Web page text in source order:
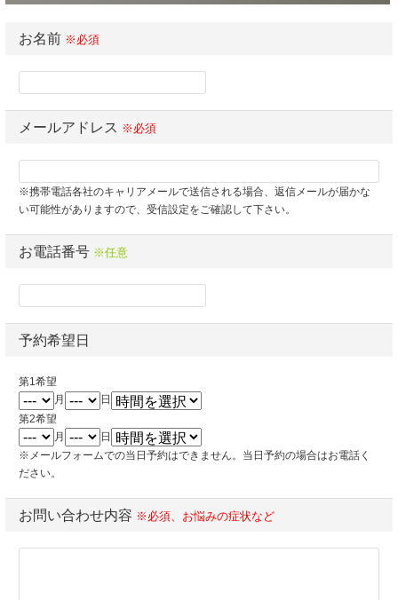
お名前 ※必須
メールアドレス ※必須
※携帯電話各社のキャリアメールで送信される場合、返信メールが届かな
い可能性がありますので、受信設定をご確認して下さい。
お電話番号 ※任意
予約希望日
第1希望
月
日
第2希望
月
日
※メールフォームでの当日予約はできません。当日予約の場合はお電話く
ださい。
お問い合わせ内容 ※必須、お悩みの症状など